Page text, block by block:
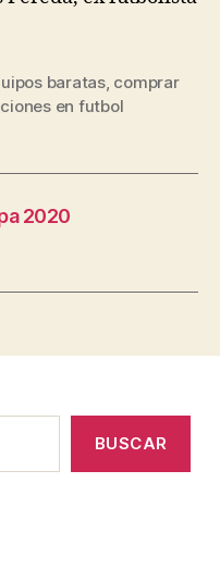
baratas, comprar
en futbol
2020
BUSCAR